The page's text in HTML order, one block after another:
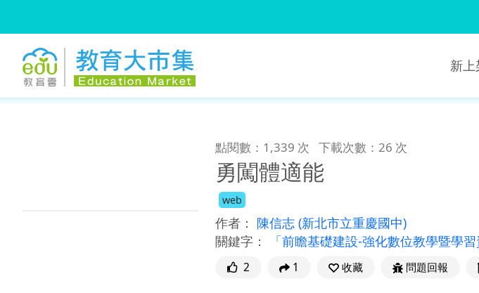
新
點閱數：1,339 次 下載次數：26 次
勇闖體適能
web
作者： 陳信志 (新北市立重慶國中)
關鍵字：
「前瞻基礎建設-強化數位教學暨學
2 1 收藏 問題回報